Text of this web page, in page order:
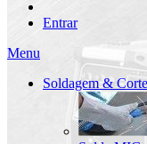
Entrar
Menu
Soldagem & Corte